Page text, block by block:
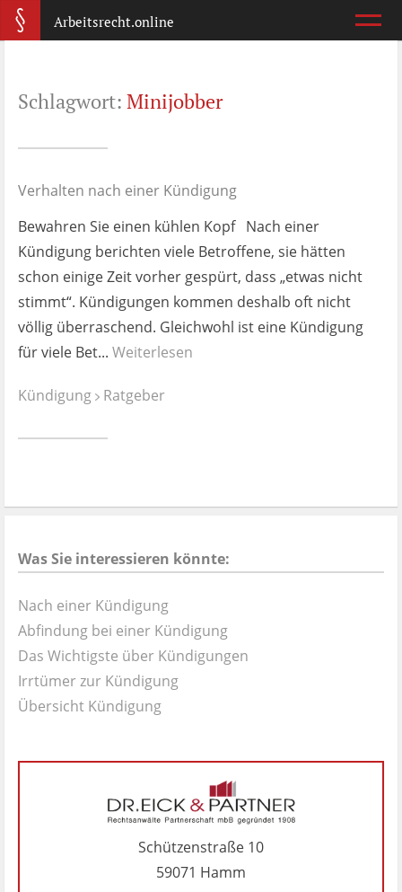
Arbeitsrecht.online
Was ist wichtig?
Wie reagiere ich?
Kündigung
Was jetzt?
Aufhebungsvertrag
Wann lohnt er sich?
Zeugnis
Ist es wirklich gut?
News
Impressum
Datenschutz
Schlagwort: Minijobber
Verhalten nach einer Kündigung
Bewahren Sie einen kühlen Kopf Nach einer
Kündigung berichten viele Betroffene, sie hätten
schon einige Zeit vorher gespürt, dass „etwas nicht
stimmt“. Kündigungen kommen deshalb oft nicht
völlig überraschend. Gleichwohl ist eine Kündigung
für viele Bet... Weiterlesen
Kündigung Ratgeber
Was Sie interessieren könnte:
Nach einer Kündigung
Abfindung bei einer Kündigung
Das Wichtigste über Kündigungen
Irrtümer zur Kündigung
Übersicht Kündigung
Schützenstraße 10
59071 Hamm